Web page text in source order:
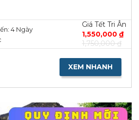
4 Ngày
Giá Tết Tri Ân
1,550,000 ₫
1,750,000 ₫
XEM NHANH